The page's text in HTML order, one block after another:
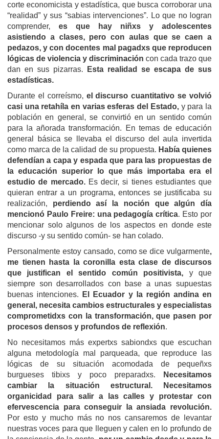
corte economicista y estadística, que busca corroborar una
“realidad” y sus “sabias intervenciones”. Lo que no logran
comprender, es que hay niñxs y adolescentes
asistiendo a clases, pero con aulas que se caen a
pedazos, y con docentes mal pagadxs que reproducen
lógicas de violencia y discriminación con cada trazo que
dan en sus pizarras.
Esta realidad se escapa de sus
estadísticas.
Durante el correísmo, el discurso cuantitativo se volvió
casi una retahíla en varias esferas del Estado,y para la
población en general, se convirtió en un sentido común
para la añorada transformación. En temas de educación
general básica se llevaba el discurso del aula invertida
como marca de la calidad de su propuesta. Había quienes
defendían a capa y espada que para las propuestas de
la educación superior lo que más importaba era el
estudio de mercado.Es decir, si tienes estudiantes que
quieran entrar a un programa, entonces se justificaba su
realización, perdiendo así la noción que algún día
mencionó Paulo Freire: una pedagogía crítica. Esto por
mencionar solo algunos de los aspectos en donde este
discurso -y su sentido común- se han colado.
Personalmente estoy cansado, como se dice vulgarmente,
me tienen hasta la coronilla esta clase de discursos
que justifican el sentido común positivista, y que
siempre son desarrollados con base a unas supuestas
buenas intenciones.
El Ecuador y la región andina en
general, necesita cambios estructurales y especialistas
comprometidxs con la transformación, que pasen por
procesos densos y profundos de reflexión.
No necesitamos más expertxs sabiondxs que escuchan
alguna metodología mal parqueada, que reproduce las
lógicas de su situación acomodada de pequeñxs
burgueses tibixs y poco preparadxs.
Necesitamos
cambiar la situación estructural. Necesitamos
organicidad para salir a las calles y protestar con
efervescencia para conseguir la ansiada revolución.
Por esto y mucho más no nos cansaremos de levantar
nuestras voces para que lleguen y calen en lo profundo de